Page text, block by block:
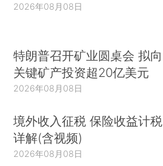
2026年08月08日
特朗普召开矿业圆桌会 拟向
关键矿产投资超20亿美元
2026年08月08日
境外收入征税 保险收益计税
详解(含视频)
2026年08月08日